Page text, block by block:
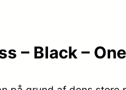
– Black –